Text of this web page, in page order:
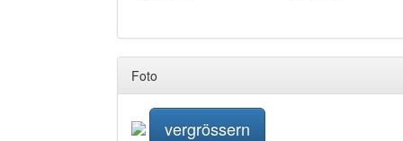
Foto
vergrössern